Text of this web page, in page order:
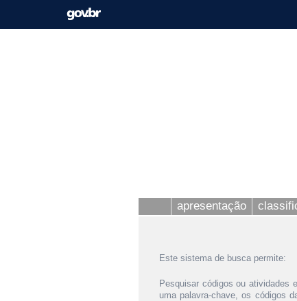
apresentação
Este sistema de busca permite:
Pesquisar códigos ou atividades
uma palavra-chave, os códigos